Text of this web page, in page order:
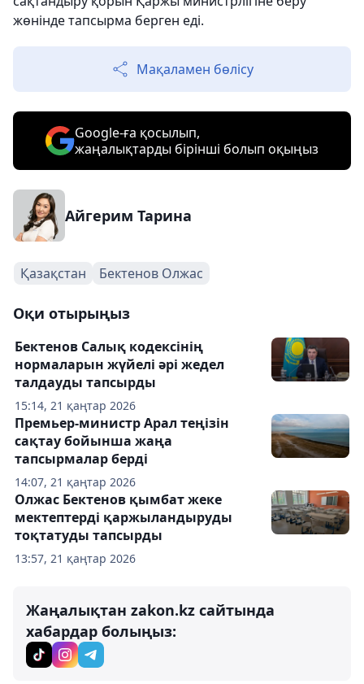
жөнінде тапсырма берген еді.
Мақаламен бөлісу
Google-ға қосылып,
жаңалықтарды бірінші болып оқыңыз
Айгерим Тарина
Қазақстан Бектенов Олжас
Оқи отырыңыз
15:14, 21 қаңтар 2026
Бектенов Салық кодексінің
нормаларын жүйелі әрі жедел
талдауды тапсырды
14:07, 21 қаңтар 2026
Премьер-министр Арал теңізін
сақтау бойынша жаңа
тапсырмалар берді
13:57, 21 қаңтар 2026
Олжас Бектенов қымбат жеке
мектептерді қаржыландыруды
тоқтатуды тапсырды
Жаңалықтан zakon.kz сайтында
хабардар болыңыз: